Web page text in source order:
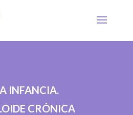
INFANCIA.
CRÓNICA